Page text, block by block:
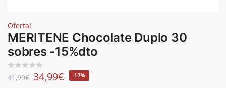
Oferta!
MERITENE Chocolate Duplo 30
sobres -15%dto
41,99€ 34,99€ -17%